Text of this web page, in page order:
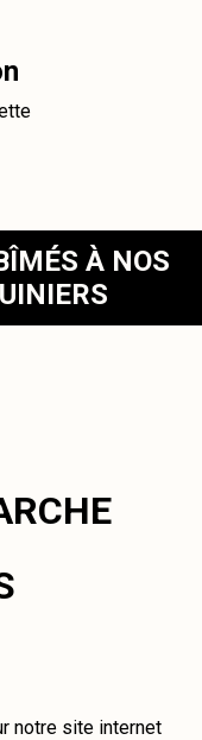
À NOS
notre site internet